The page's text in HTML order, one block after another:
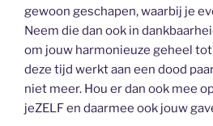
gewoon geschapen, waarbij je
Neem die dan ook in
om jouw harmonieuze geheel
deze tijd werkt aan een dood
niet meer. Hou er dan ook mee
jeZELF en daarmee ook jouw